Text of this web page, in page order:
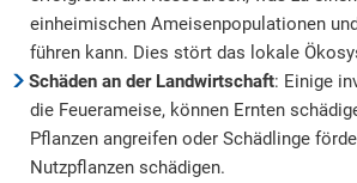
einheimischen Ameisenpopulationen
führen kann. Dies stört das lokale
Schäden an der Landwirtschaft: Einige
die Feuerameise, können Ernten
Pflanzen angreifen oder Schädlinge
Nutzpflanzen schädigen.